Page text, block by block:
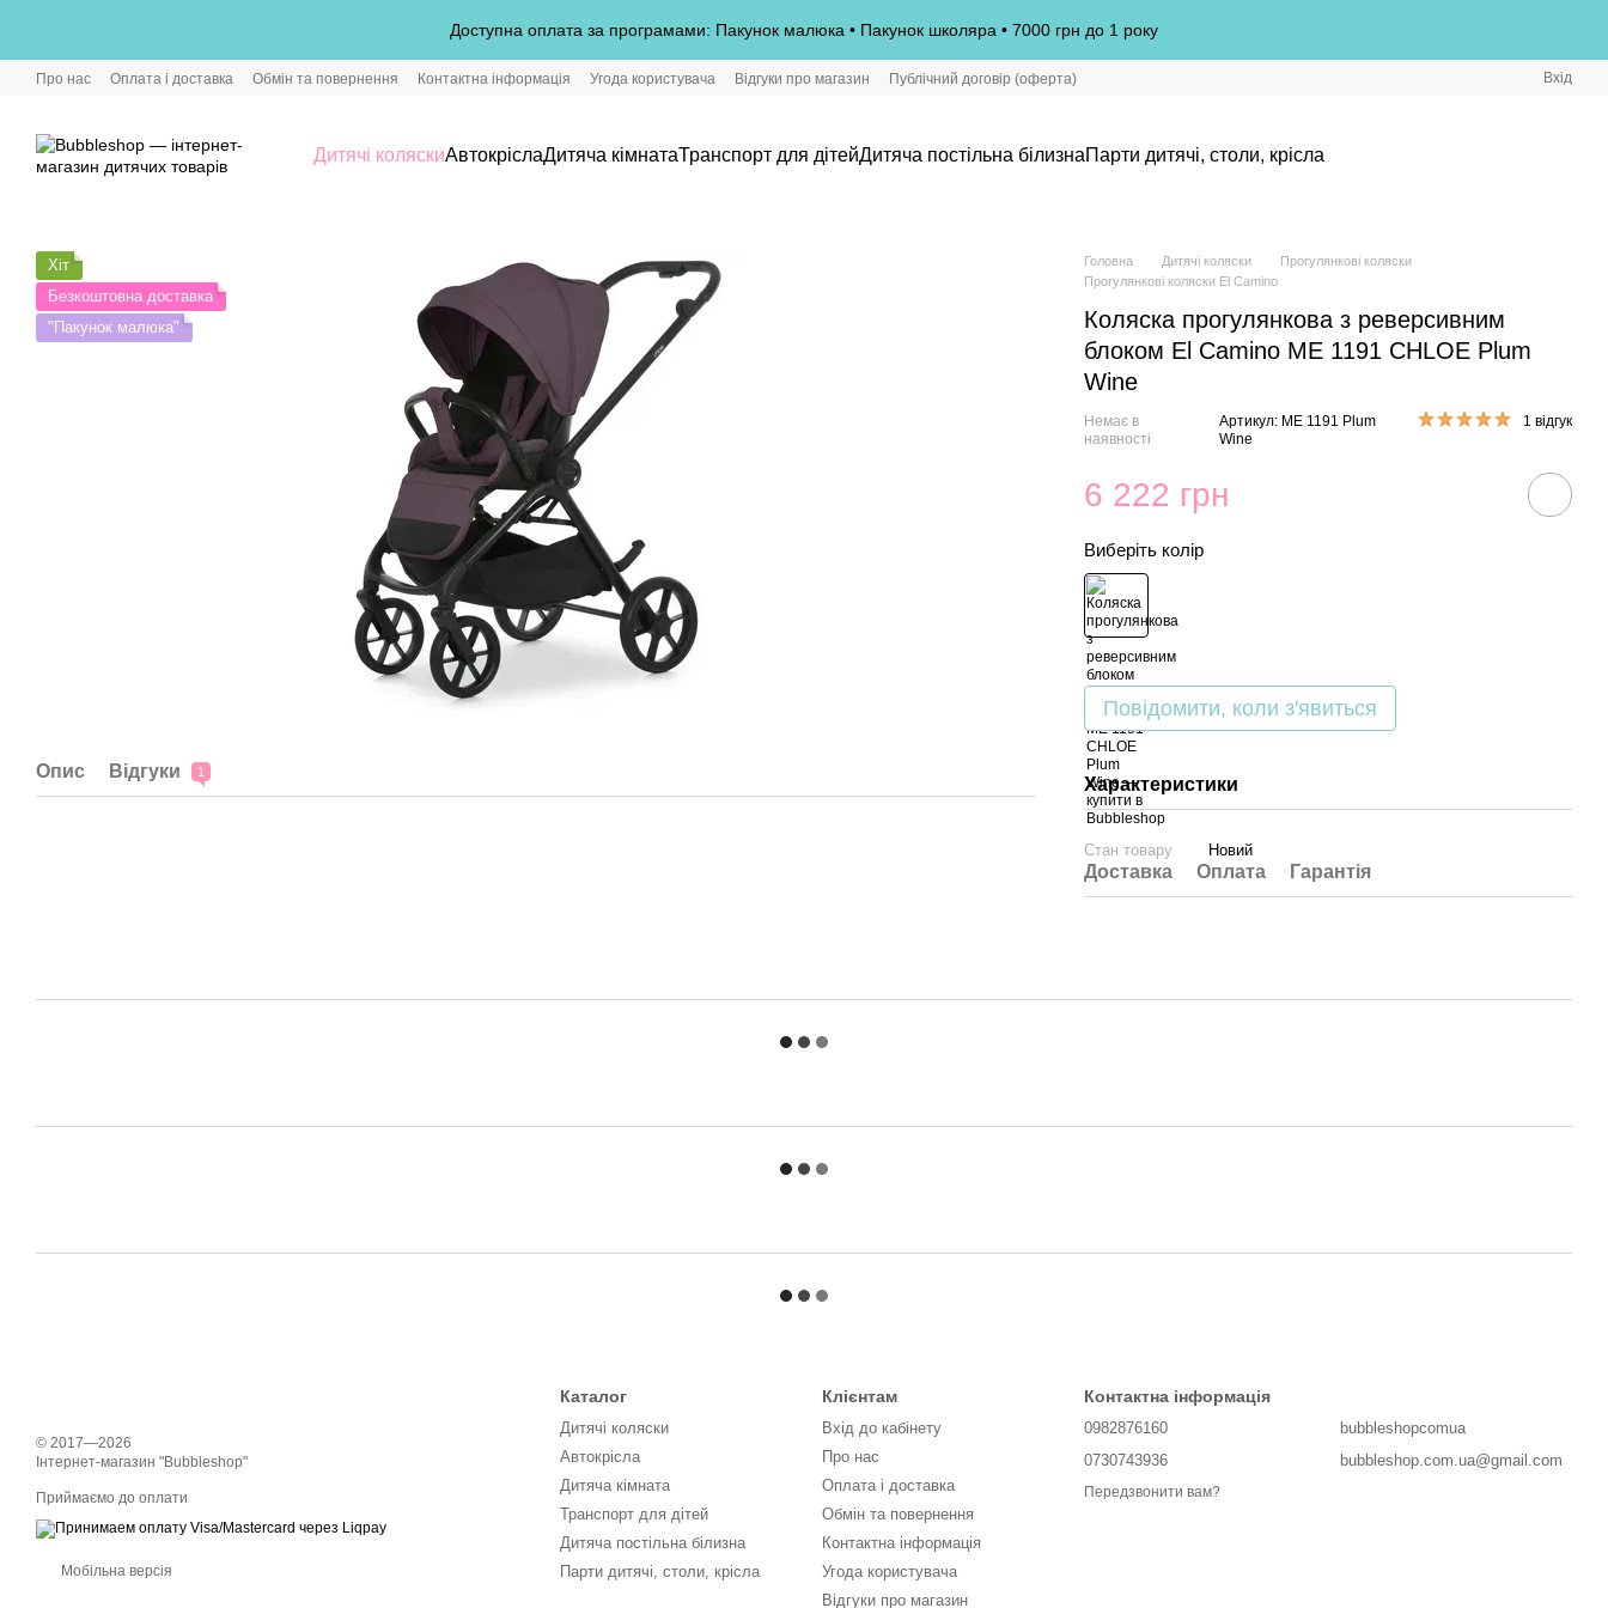
Доступна оплата за програмами: Пакунок малюка • Пакунок школяра • 7000 грн до 1 року
Про нас Оплата і доставка Обмін та повернення Контактна інформація Угода користувача Відгуки про магазин Публічний договір (оферта) Вхід
Дитячі коляскиАвтокріслаДитяча кімнатаТранспорт для дітейДитяча постільна білизнаПарти дитячі, столи, крісла
Хіт
Безкоштовна доставка
"Пакунок малюка"
Опис Відгуки 1
Головна Дитячі коляски
Прогулянкові коляски
Прогулянкові коляски El Camino
Коляска прогулянкова з реверсивним
блоком El Camino ME 1191 CHLOE Plum
Wine
Немає в
наявності
Артикул: ME 1191 Plum
Wine
1 відгук
6 222 грн
Виберіть колір
Повідомити, коли з'явиться
Характеристики
Стан товару Новий
Доставка Оплата Гарантія
© 2017—2026
Інтернет-магазин "Bubbleshop"
Приймаємо до оплати
Мобільна версія
Каталог
Дитячі коляски
Автокрісла
Дитяча кімната
Транспорт для дітей
Дитяча постільна білизна
Парти дитячі, столи, крісла
Клієнтам
Вхід до кабінету
Про нас
Оплата і доставка
Обмін та повернення
Контактна інформація
Угода користувача
Відгуки про магазин
Контактна інформація
0982876160
0730743936
Передзвонити вам?
bubbleshopcomua
bubbleshop.com.ua@gmail.com